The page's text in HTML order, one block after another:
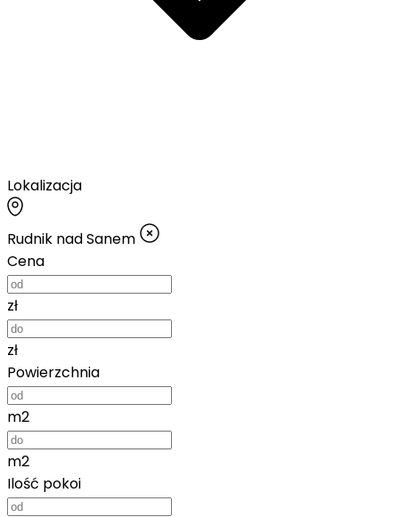
Lokalizacja
Rudnik nad Sanem
Cena
zł
zł
Powierzchnia
m2
m2
Ilość pokoi